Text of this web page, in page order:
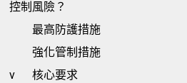
控制風險？
最高防護措施
強化管制措施
v
核心要求